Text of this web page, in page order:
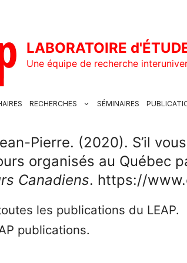
LABORATOIRE
Une équipe de recherche
RECHERCHES SÉMINAIRES
Pierre. (2020). S’il
organisés au Québec
Canadiens. https://
les publications du LEAP.
publications.